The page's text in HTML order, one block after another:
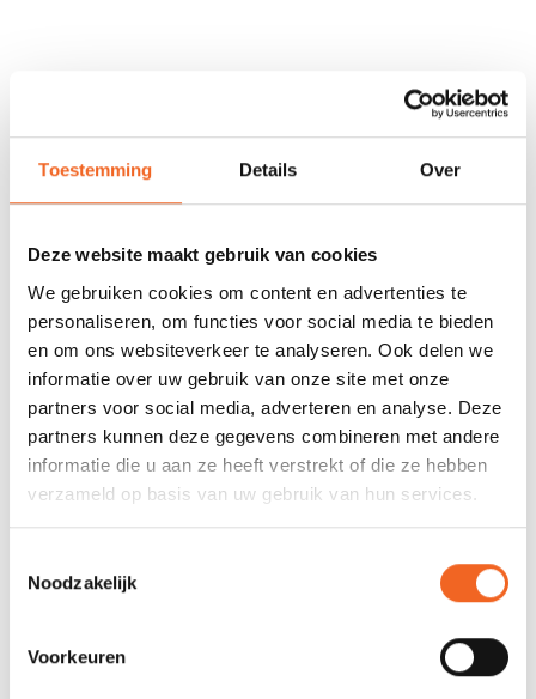
Toestemming Details Over
Deze website maakt gebruik van cookies
We gebruiken cookies om content en advertenties te
personaliseren, om functies voor social media te bieden
en om ons websiteverkeer te analyseren. Ook delen we
informatie over uw gebruik van onze site met onze
partners voor social media, adverteren en analyse. Deze
partners kunnen deze gegevens combineren met andere
informatie die u aan ze heeft verstrekt of die ze hebben
verzameld op basis van uw gebruik van hun services.
Noodzakelijk
Voorkeuren
De Aqua Design Instinct is een sterke en goed ontworpen SUP-
peddel welke geschikt is voor zowel beginners als gevorderden.
De peddel is gemaakt van een aluminium steel met glasvezel
medium blad is de instinct geschikt voor zowel jong als oud en
ook geschikt voor korte en lange tochten. Daarnaast is de
peddel in lengte verstelbaar en daardoor geschikt voor
verschillende lichaamslengtes. Verstelbaar van 170 tot 215 cm.
SPECIFICATIES
Blad Fiberglass Reinforced Nylon
Deelbaar